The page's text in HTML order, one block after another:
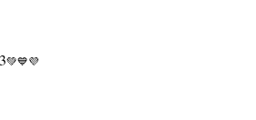
3💚💙💜